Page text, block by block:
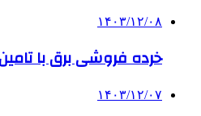
۱۴۰۳/۱۲/۰۸
خرده فروشی برق با تامین
۱۴۰۳/۱۲/۰۷